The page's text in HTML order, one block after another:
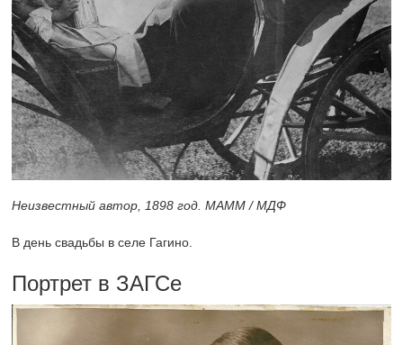
Неизвестный автор, 1898 год. МАММ / МДФ
В день свадьбы в селе Гагино.
Портрет в ЗАГСе